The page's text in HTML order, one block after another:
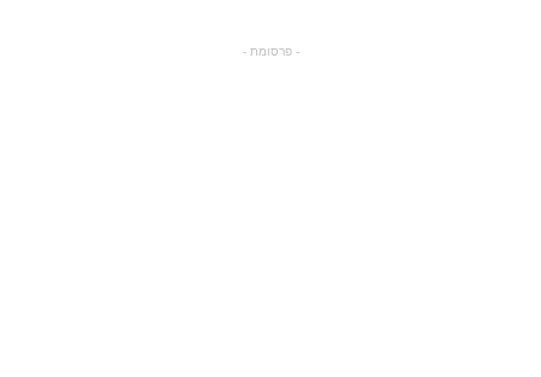
- פרסומת -